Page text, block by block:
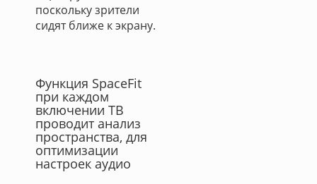
поскольку зрители
сидят ближе к экрану.
Функция SpaceFit
при каждом
включении ТВ
проводит анализ
пространства, для
оптимизации
настроек аудио